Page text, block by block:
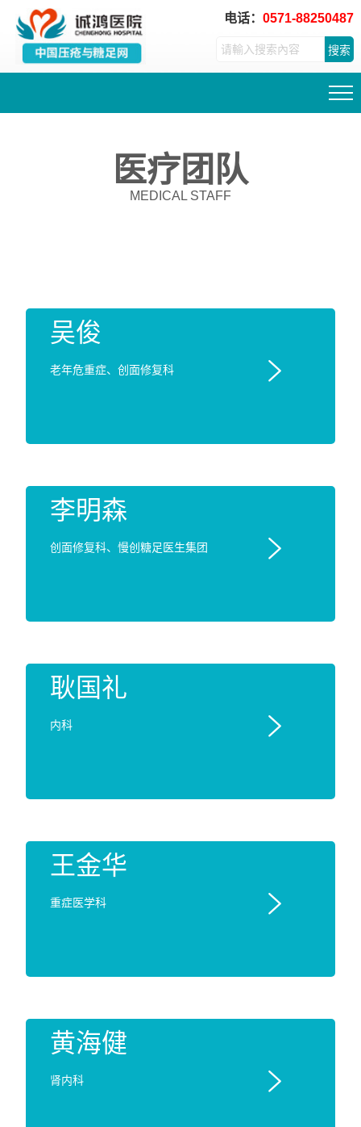
电话：0571-88250487
搜索
医疗团队
MEDICAL STAFF

吴俊
老年危重症、创面修复科

李明森
创面修复科、慢创糖足医生集团

耿国礼
内科

王金华
重症医学科

黄海健
肾内科